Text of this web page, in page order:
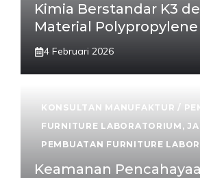
Kimia Berstandar K3
Material
4 Februari 2026
KONSULTAN MANUFAKTUR /
FURNITURE LABORATORIUM ,
PEMBUATAN FURNITURE
Keamanan